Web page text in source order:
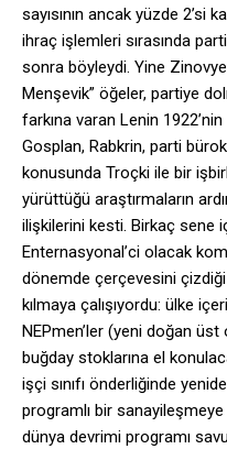
sayısının ancak yüzde 2’si
ihraç işlemleri sırasında
sonra böyleydi. Yine
Menşevik” öğeler, partiye
farkına varan Lenin
Gosplan, Rabkrin, parti
konusunda Troçki ile bir
yürüttüğü araştırmaların
ilişkilerini kesti. Birkaç sene
Enternasyonal’ci olacak
dönemde çerçevesini çizdiği
kılmaya çalışıyordu: ülke
NEPmen’ler (yeni doğan
buğday stoklarına el
işçi sınıfı önderliğinde
programlı bir sanayileşmeye
dünya devrimi programı